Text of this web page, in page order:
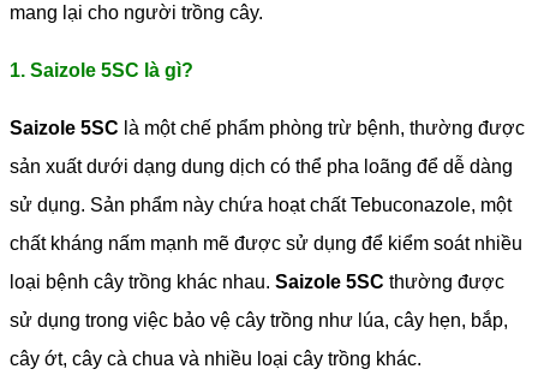
mang lại cho người trồng cây.
1. Saizole 5SC là gì?
Saizole 5SC là một chế phẩm phòng trừ bệnh, thường được
sản xuất dưới dạng dung dịch có thể pha loãng để dễ dàng
sử dụng. Sản phẩm này chứa hoạt chất Tebuconazole, một
chất kháng nấm mạnh mẽ được sử dụng để kiểm soát nhiều
loại bệnh cây trồng khác nhau. Saizole 5SC thường được
sử dụng trong việc bảo vệ cây trồng như lúa, cây hẹn, bắp,
cây ớt, cây cà chua và nhiều loại cây trồng khác.